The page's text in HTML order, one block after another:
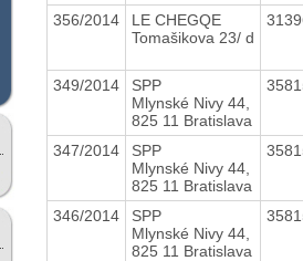
356/2014
LE CHEGQE
Tomašikova 23/ d
349/2014
SPP
Mlynské Nivy 44,
825 11 Bratislava
347/2014
SPP
Mlynské Nivy 44,
825 11 Bratislava
346/2014
SPP
Mlynské Nivy 44,
825 11 Bratislava